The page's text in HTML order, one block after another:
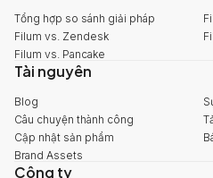
Tổng hợp so sánh giải pháp
Filum vs. Zendesk
Filum vs. Pancake
Tài nguyên
Blog
Câu chuyện thành công
Cập nhật sản phẩm
Brand Assets
Công ty